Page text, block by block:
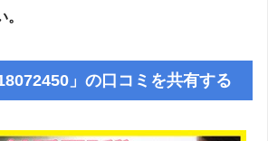
」の口コミを共有する